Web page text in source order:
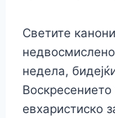
Светите
недела,
евхаристиско